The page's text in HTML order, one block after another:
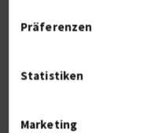
Präferenzen
Statistiken
Marketing
Reisebereitschaft
Arbeitserlaubnis
Europäische Union
1279